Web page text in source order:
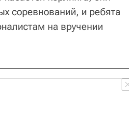
соревнований, и ребята
на вручении